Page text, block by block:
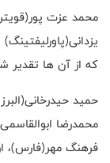
محمد عزت
که از آن ها تقدیر
حمید
محمدرضا
فرهنگ مهر(فارس)،